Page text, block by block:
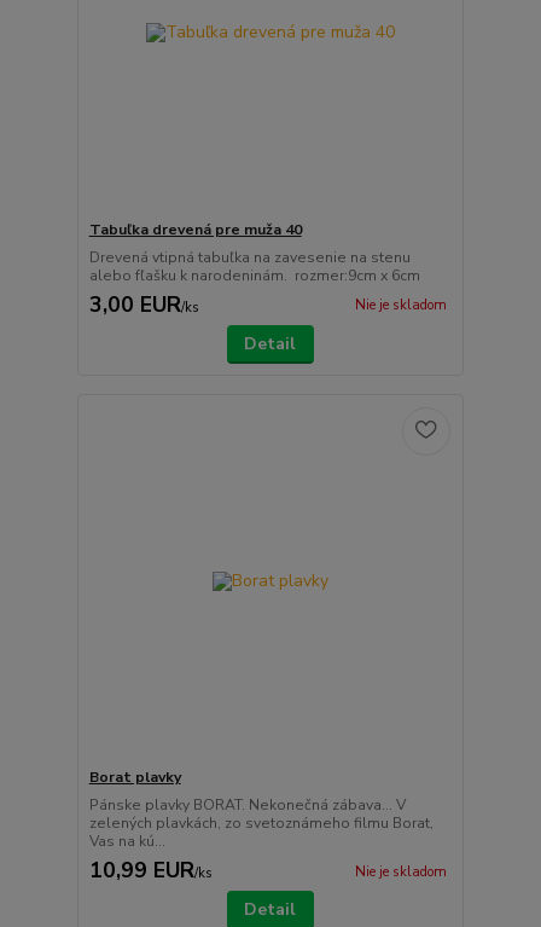
Tabuľka drevená pre muža 40
Drevená vtipná tabuľka na zavesenie na stenu
alebo fľašku k narodeninám. rozmer:9cm x 6cm
3,00 EUR/ks Nie je skladom
Detail
Borat plavky
Pánske plavky BORAT. Nekonečná zábava... V
zelených plavkách, zo svetoznámeho filmu Borat,
Vas na kú...
10,99 EUR/ks Nie je skladom
Detail